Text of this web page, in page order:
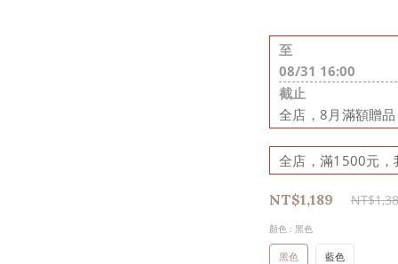
至
08/31 16:00
截止
全店，8月滿額贈
全店，滿1500元
NT$1,189
顏色 : 黑色
黑色 藍色